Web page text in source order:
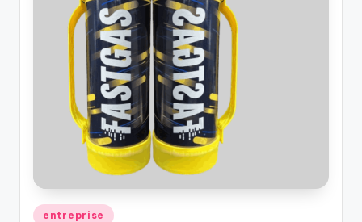
Posted
entreprise